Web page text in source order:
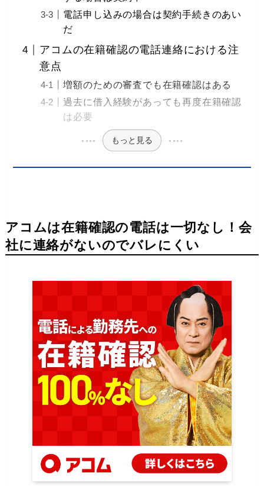
電話申し込みの場合は契約手続きのあい
だ
アコムの在籍確認の電話連絡における注
意点
増額のための審査でも在籍確認はある
過去に借入経験があっても再度在籍確認
は必要
もっと見る
アコムは在籍確認の電話は一切なし！会
社に連絡がないのでバレにくい